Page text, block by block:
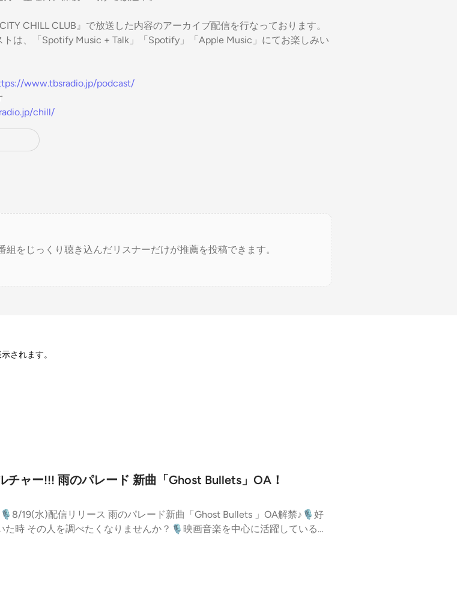
CHILL CLUB』で放送した内容のアーカイブ配信を行なっております。
は、「Spotify Music + Talk」「Spotify」「Apple Music」にてお楽しみい
www.tbsradio.jp/podcast/
chill/
組をじっくり聴き込んだリスナーだけが推薦を投稿できます。
されます。
ャー!!! 雨のパレード 新曲「Ghost Bullets」OA！
19(水)配信リリース 雨のパレード新曲「Ghost Bullets 」OA解禁♪🎙️好
時 その人を調べたくなりませんか？🎙️映画音楽を中心に活躍している作
Club＝クラブ活動にぜひご参加く
ン）/ Randy Newman （「レナードの朝」サントラ） Cornfield Chase
ーステラー」サントラ） Heptapod B（異星言語へピタポッドB）/ Jóhann